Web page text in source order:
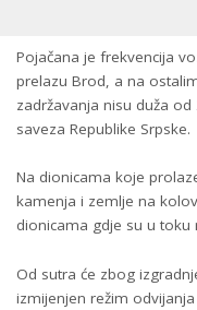
Pojačana je frekvencija
prelazu Brod, a na
zadržavanja nisu duža
saveza Republike Srpske.
Na dionicama koje
kamenja i zemlje na
dionicama gdje su u toku
Od sutra će zbog
izmijenjen režim